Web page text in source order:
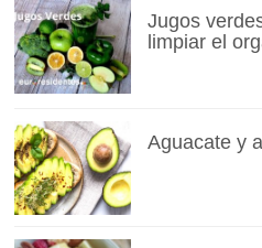
Jugos
limpiar el
Aguacate y